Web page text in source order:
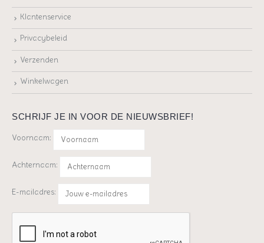
Klantenservice
Privacybeleid
Verzenden
Winkelwagen
SCHRIJF JE IN VOOR DE NIEUWSBRIEF!
Voornaam:
Achternaam:
E-mailadres: